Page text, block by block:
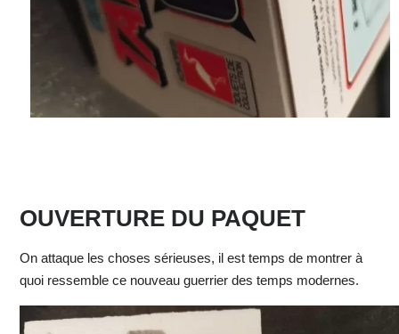
OUVERTURE DU PAQUET
On attaque les choses sérieuses, il est temps de montrer à
quoi ressemble ce nouveau guerrier des temps modernes.